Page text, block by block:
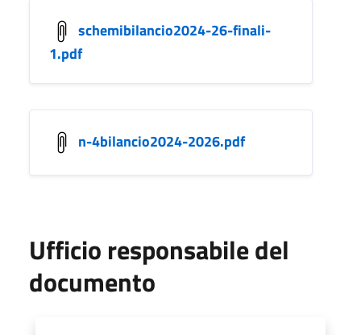
schemibilancio2024-26-finali-
1.pdf
n-4bilancio2024-2026.pdf
Ufficio responsabile del
documento